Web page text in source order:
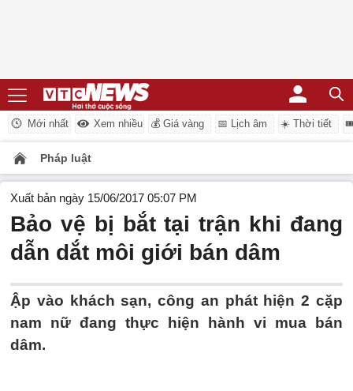
Mới nhất Xem nhiều 💰 Giá vàng 📅 Lịch âm ☀️ Thời tiết
Pháp luật
Xuất bản ngày 15/06/2017 05:07 PM
Bảo vệ bị bắt tại trận khi đang
dẫn dắt môi giới bán dâm
Ập vào khách sạn, công an phát hiện 2 cặp
nam nữ đang thực hiện hành vi mua bán
dâm.